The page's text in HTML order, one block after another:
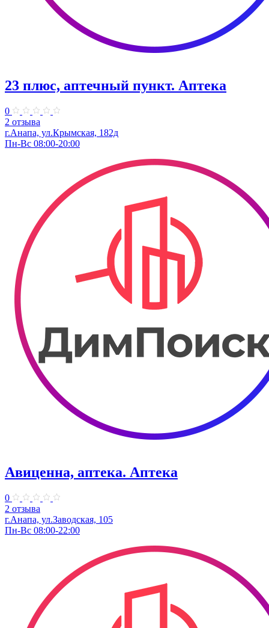
23 плюс, аптечный пункт. Аптека
0
2 отзыва
г.Анапа, ул.Крымская, 182д
Пн-Вс 08:00-20:00
Авиценна, аптека. Аптека
0
2 отзыва
г.Анапа, ул.Заводская, 105
Пн-Вс 08:00-22:00